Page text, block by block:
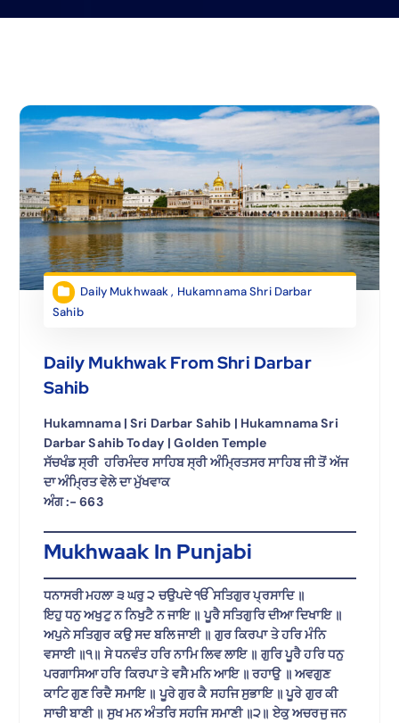
Daily Mukhwaak, Hukamnama Shri Darbar
Sahib
Daily Mukhwak From Shri Darbar
Sahib
Hukamnama | Sri Darbar Sahib | Hukamnama Sri
Darbar Sahib Today | Golden Temple
ਸੱਚਖੰਡ ਸ੍ਰੀ ਹਰਿਮੰਦਰ ਸਾਹਿਬ ਸ੍ਰੀ ਅੰਮ੍ਰਿਤਸਰ ਸਾਹਿਬ ਜੀ ਤੋਂ ਅੱਜ
ਦਾ ਅੰਮ੍ਰਿਤ ਵੇਲੇ ਦਾ ਮੁੱਖਵਾਕ
ਅੰਗ :- 663
Mukhwaak In Punjabi
ਧਨਾਸਰੀ ਮਹਲਾ ੩ ਘਰੁ ੨ ਚਉਪਦੇ ੴ ਸਤਿਗੁਰ ਪ੍ਰਸਾਦਿ ॥
ਇਹੁ ਧਨੁ ਅਖੁਟੁ ਨ ਨਿਖੁਟੈ ਨ ਜਾਇ ॥ ਪੂਰੈ ਸਤਿਗੁਰਿ ਦੀਆ ਦਿਖਾਇ ॥
ਅਪੁਨੇ ਸਤਿਗੁਰ ਕਉ ਸਦ ਬਲਿ ਜਾਈ ॥ ਗੁਰ ਕਿਰਪਾ ਤੇ ਹਰਿ ਮੰਨਿ
ਵਸਾਈ ॥੧॥ ਸੇ ਧਨਵੰਤ ਹਰਿ ਨਾਮਿ ਲਿਵ ਲਾਇ ॥ ਗੁਰਿ ਪੂਰੈ ਹਰਿ ਧਨੁ
ਪਰਗਾਸਿਆ ਹਰਿ ਕਿਰਪਾ ਤੇ ਵਸੈ ਮਨਿ ਆਇ ॥ ਰਹਾਉ ॥ ਅਵਗੁਣ
ਕਾਟਿ ਗੁਣ ਰਿਦੈ ਸਮਾਇ ॥ ਪੂਰੇ ਗੁਰ ਕੈ ਸਹਜਿ ਸੁਭਾਇ ॥ ਪੂਰੇ ਗੁਰ ਕੀ
ਸਾਚੀ ਬਾਣੀ ॥ ਸੁਖ ਮਨ ਅੰਤਰਿ ਸਹਜਿ ਸਮਾਣੀ ॥੨॥ ਏਕੁ ਅਚਰਜੁ ਜਨ